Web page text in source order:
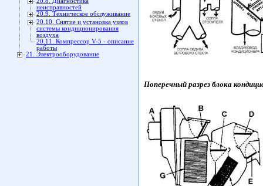
неисправностей
20.9. Техническое обслуживание
20.10. Снятие и установка узлов
системы кондиционирования
воздуха
20.11. Компрессор V-5 - описание
работы
21. Электрооборудование
Поперечный разрез блока